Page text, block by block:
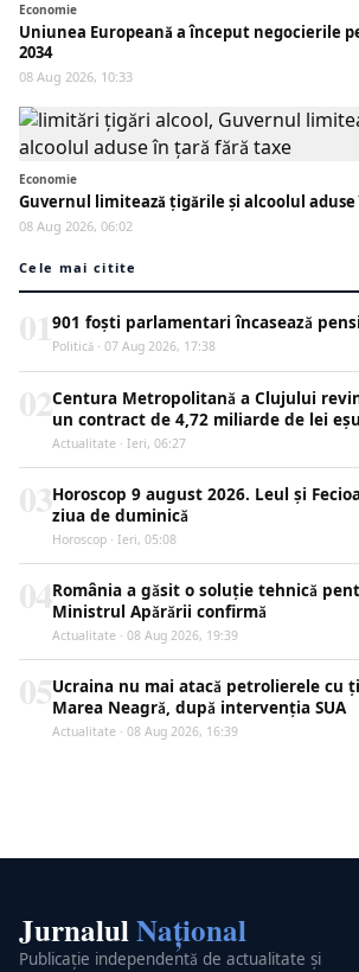
Economie
Uniunea Europeană a început negocierile
2034
08 Aug 2026, 10:33
Economie
Guvernul limitează țigările și alcoolul
08 Aug 2026, 06:02
Cele mai citite
901 foști parlamentari încasează
Politică · 07 Aug 2026, 17:38
Centura Metropolitană a Clujului
un contract de 4,72 miliarde de lei
Actualitate · Ieri, 06:27
Horoscop 9 august 2026. Leul și
ziua de duminică
Horoscop · Ieri, 05:08
România a găsit o soluție tehnică
Ministrul Apărării confirmă
Actualitate · 08 Aug 2026, 19:39
Ucraina nu mai atacă petrolierele cu
Marea Neagră, după intervenția SUA
Actualitate · 08 Aug 2026, 16:39
JurnalulNațional
Publicație independentă de actualitate și